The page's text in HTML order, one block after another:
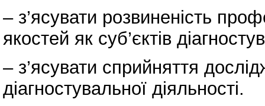
– з’ясувати розвиненість
якостей як суб’єктів
– з’ясувати сприйняття
діагностувальної діяльності.